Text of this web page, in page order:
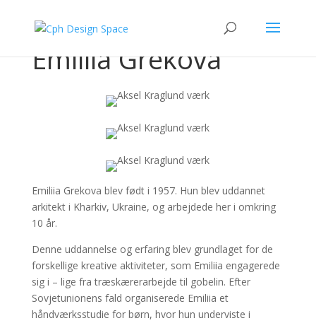
Emiliia Grekova
Emiliia Grekova blev født i 1957. Hun blev uddannet
arkitekt i Kharkiv, Ukraine, og arbejdede her i omkring
10 år.
Denne uddannelse og erfaring blev grundlaget for de
forskellige kreative aktiviteter, som Emiliia engagerede
sig i – lige fra træskærerarbejde til gobelin. Efter
Sovjetunionens fald organiserede Emiliia et
håndværksstudie for børn, hvor hun underviste i